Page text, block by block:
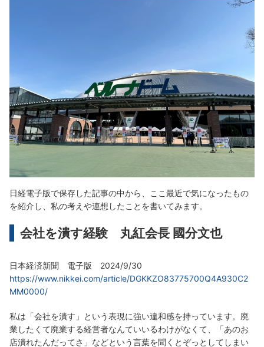
日経電子版で保存した記事の中から、ここ最近で気になったもの
を紹介し、私の考えや連想したことを書いてみます。
会社を潰す経験 丸紅会長 國分文也
日本経済新聞 電子版 2024/9/30
https://www.nikkei.com/article/DGKKZO83775700Q4A930C2
MM0000/
私は「会社を潰す」という表現に強い違和感を持っています。廃
業したくて廃業する経営者なんていいるわけがなくて、「あのお
店潰れたんだってさ」などという言葉を聞くとぞっとしてしまい